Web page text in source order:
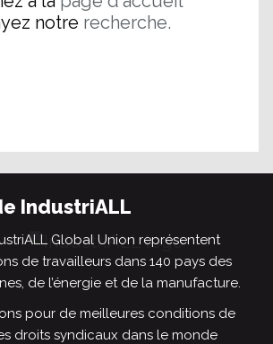
notre recherche.
IndustriALL
Global Union représentent
de travailleurs dans 140 pays des
de l’énergie et de la manufacture.
pour de meilleures conditions de
droits syndicaux dans le monde